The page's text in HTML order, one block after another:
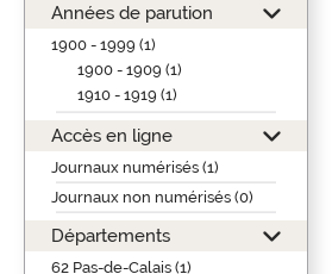
Années de parution
1900 - 1999 (1)
1900 - 1909 (1)
1910 - 1919 (1)
Accès en ligne
Journaux numérisés (1)
Journaux non numérisés (0)
Départements
62 Pas-de-Calais (1)